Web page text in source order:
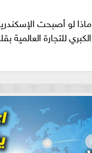
ماذا لو أصبحت
الكبري للتجارة العالمية